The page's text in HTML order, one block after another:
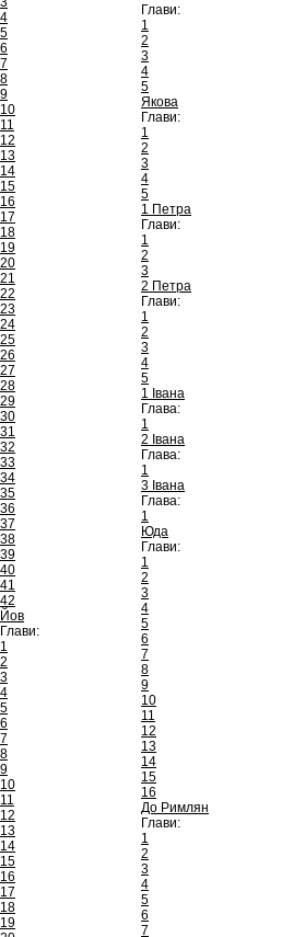
4
5
6
7
8
9
10
11
12
13
14
15
16
17
18
19
20
21
22
23
24
25
26
27
28
29
30
31
32
33
34
35
36
37
38
39
40
41
42
Йов
Глави:
1
2
3
4
5
6
7
8
9
10
11
12
13
14
15
16
17
18
19
Глави:
1
2
3
4
5
Якова
Глави:
1
2
3
4
5
1 Петра
Глави:
1
2
3
2 Петра
Глави:
1
2
3
4
5
1 Івана
Глава:
1
2 Івана
Глава:
1
3 Івана
Глава:
1
Юда
Глави:
1
2
3
4
5
6
7
8
9
10
11
12
13
14
15
16
До Римлян
Глави:
1
2
3
4
5
6
7